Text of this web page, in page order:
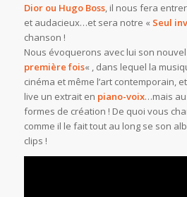
Dior ou Hugo Boss, il nous fera
et audacieux…et sera notre « Seul
chanson !
Nous évoquerons avec lui son
première fois« , dans lequel la
cinéma et même l’art contemporain,
live un extrait en piano-voix…mais
formes de création ! De quoi vous
comme il le fait tout au long se son
clips !